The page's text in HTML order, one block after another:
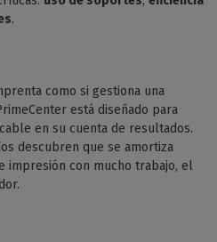
.
como si gestiona una
está diseñado para
en su cuenta de resultados.
descubren que se amortiza
impresión con mucho trabajo, el